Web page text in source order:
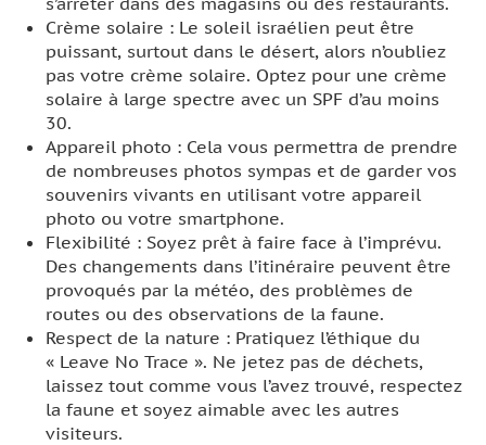
Crème solaire : Le soleil israélien peut être
puissant, surtout dans le désert, alors n’oubliez
pas votre crème solaire. Optez pour une crème
solaire à large spectre avec un SPF d’au moins
30.
Appareil photo : Cela vous permettra de prendre
de nombreuses photos sympas et de garder vos
souvenirs vivants en utilisant votre appareil
photo ou votre smartphone.
Flexibilité : Soyez prêt à faire face à l’imprévu.
Des changements dans l’itinéraire peuvent être
provoqués par la météo, des problèmes de
routes ou des observations de la faune.
Respect de la nature : Pratiquez l’éthique du
« Leave No Trace ». Ne jetez pas de déchets,
laissez tout comme vous l’avez trouvé, respectez
la faune et soyez aimable avec les autres
visiteurs.